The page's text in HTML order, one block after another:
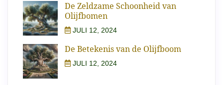
De Zeldzame Schoonheid van
Olijfbomen
JULI 12, 2024
De Betekenis van de Olijfboom
JULI 12, 2024